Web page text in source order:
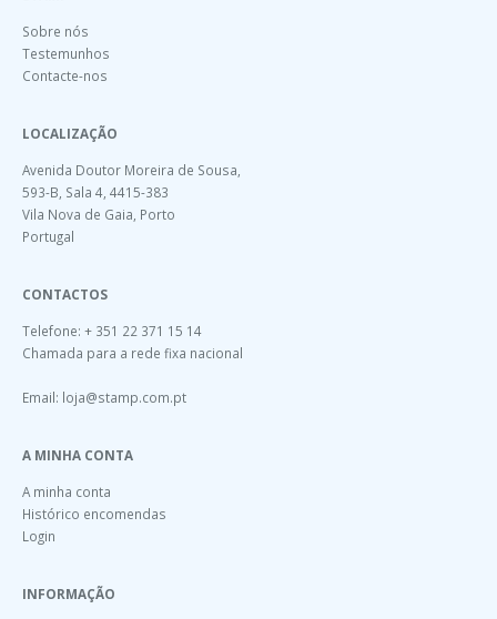
Sobre nós
Testemunhos
Contacte-nos
LOCALIZAÇÃO
Avenida Doutor Moreira de Sousa,
593-B, Sala 4, 4415-383
Vila Nova de Gaia, Porto
Portugal
CONTACTOS
Telefone: + 351 22 371 15 14
Chamada para a rede fixa nacional
Email: loja@stamp.com.pt
A MINHA CONTA
A minha conta
Histórico encomendas
Login
INFORMAÇÃO